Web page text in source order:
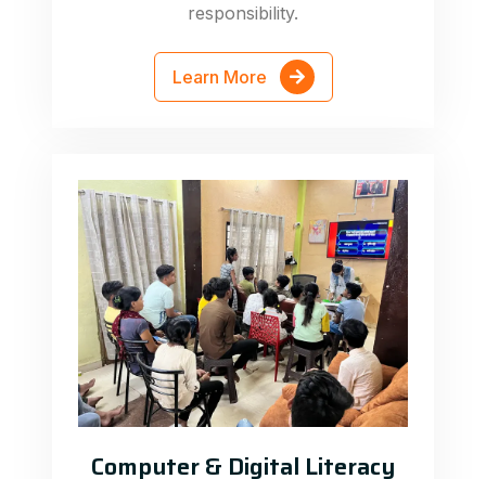
responsibility.
Learn More
Computer & Digital Literacy